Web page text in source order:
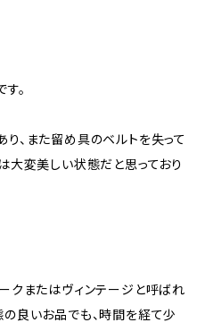
。
、また留め具のベルトを失って
大変美しい状態だと思っており
クまたはヴィンテージと呼ばれ
良いお品でも、時間を経て少